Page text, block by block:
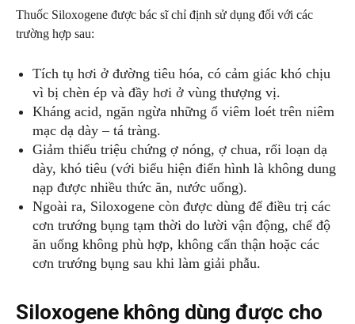
Thuốc Siloxogene được bác sĩ chỉ định sử dụng đối với các
trường hợp sau:
Tích tụ hơi ở đường tiêu hóa, có cảm giác khó chịu
vì bị chèn ép và đầy hơi ở vùng thượng vị.
Kháng acid, ngăn ngừa những ổ viêm loét trên niêm
mạc dạ dày – tá tràng.
Giảm thiểu triệu chứng ợ nóng, ợ chua, rối loạn dạ
dày, khó tiêu (với biểu hiện điển hình là không dung
nạp được nhiều thức ăn, nước uống).
Ngoài ra, Siloxogene còn được dùng để điều trị các
cơn trướng bụng tạm thời do lười vận động, chế độ
ăn uống không phù hợp, không cẩn thận hoặc các
cơn trướng bụng sau khi làm giải phẫu.
Siloxogene không dùng được cho